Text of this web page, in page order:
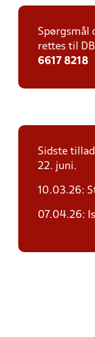
Spørgsmål
rettes til
6617 8218
Sidste
22. juni.
10.03.26:
07.04.26: